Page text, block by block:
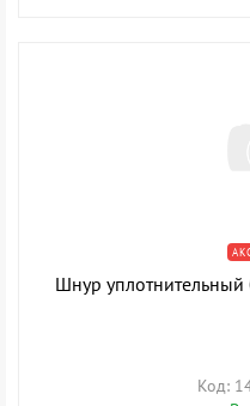
Шнур
Код: